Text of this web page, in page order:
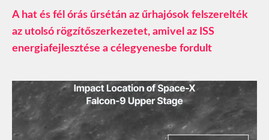
A hat és fél órás űrsétán az űrhajósok felszerelték
az utolsó rögzítőszerkezetet, amivel az ISS
energiafejlesztése a célegyenesbe fordult